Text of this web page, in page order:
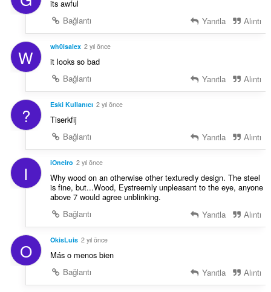
its awful
Bağlantı
Yanıtla Alıntı
W wh0isalex 2 yıl önce
it looks so bad
Bağlantı
Yanıtla Alıntı
? Eski Kullanıcı 2 yıl önce
Tiserkfij
Bağlantı
Yanıtla Alıntı
I iOneiro 2 yıl önce
Why wood on an otherwise other texturedly design. The steel
is fine, but...Wood, Eystreemly unpleasant to the eye, anyone
above 7 would agree unblinking.
Bağlantı
Yanıtla Alıntı
O OkisLuis 2 yıl önce
Más o menos bien
Bağlantı
Yanıtla Alıntı